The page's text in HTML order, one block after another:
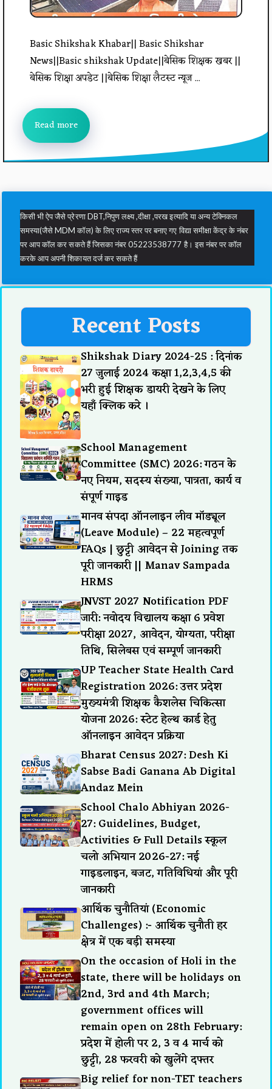
Basic Shikshak Khabar|| Basic Shikshar
News||Basic shikshak Update||बेसिक शिक्षक खबर ||
बेसिक शिक्षा अपडेट ||बेसिक शिक्षा लैटस्ट न्यूज ...
Read more
किसी भी ऐप जैसे प्रेरणा DBT,निपुण लक्ष्य ,दीक्षा ,परख इत्यादि या अन्य टेक्निकल
समस्या(जैसे MDM कॉल) के लिए राज्य स्तर पर बनाए गए विद्या समीक्षा केंद्र के नंबर
पर आप कॉल कर सकते हैं जिसका नंबर 05223538777 है। इस नंबर पर कॉल
करके आप अपनी शिकायत दर्ज कर सकते हैं
Recent Posts
Shikshak Diary 2024-25 : दिनांक
27 जुलाई 2024 कक्षा 1,2,3,4,5 की
भरी हुई शिक्षक डायरी देखने के लिए
यहाँ क्लिक करे ।
School Management
Committee (SMC) 2026: गठन के
नए नियम, सदस्य संख्या, पात्रता, कार्य व
संपूर्ण गाइड
मानव संपदा ऑनलाइन लीव मॉड्यूल
(Leave Module) – 22 महत्वपूर्ण
FAQs | छुट्टी आवेदन से Joining तक
पूरी जानकारी || Manav Sampada
HRMS
JNVST 2027 Notification PDF
जारी: नवोदय विद्यालय कक्षा 6 प्रवेश
परीक्षा 2027, आवेदन, योग्यता, परीक्षा
तिथि, सिलेबस एवं सम्पूर्ण जानकारी
UP Teacher State Health Card
Registration 2026: उत्तर प्रदेश
मुख्यमंत्री शिक्षक कैशलेस चिकित्सा
योजना 2026: स्टेट हेल्थ कार्ड हेतु
ऑनलाइन आवेदन प्रक्रिया
Bharat Census 2027: Desh Ki
Sabse Badi Ganana Ab Digital
Andaz Mein
School Chalo Abhiyan 2026-
27: Guidelines, Budget,
Activities & Full Details स्कूल
चलो अभियान 2026-27: नई
गाइडलाइन, बजट, गतिविधियां और पूरी
जानकारी
आर्थिक चुनौतियां (Economic
Challenges) :- आर्थिक चुनौती हर
क्षेत्र में एक बड़ी समस्या
On the occasion of Holi in the
state, there will be holidays on
2nd, 3rd and 4th March;
government offices will
remain open on 28th February:
प्रदेश में होली पर 2, 3 व 4 मार्च को
छुट्टी, 28 फरवरी को खुलेंगे दफ्तर
Big relief for non-TET teachers